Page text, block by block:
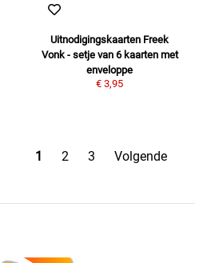
Uitnodigingskaarten Freek
Vonk - setje van 6 kaarten met
enveloppe
€ 3,95
1 2 3 Volgende